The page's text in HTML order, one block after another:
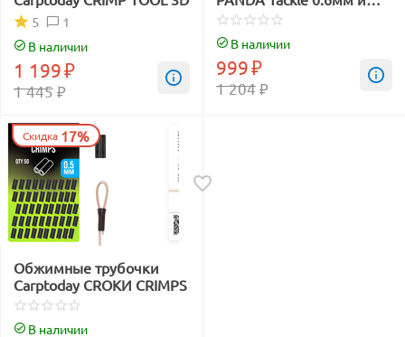
1
5
В наличии
1 445₽
1 199₽
0.7мм
В наличии
1 204₽
999₽
Скидка 17%
Обжимные трубочки
Carptoday CROKИ CRIMPS
В наличии